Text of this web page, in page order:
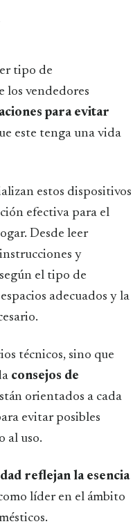
tipo de
los vendedores
para evitar
este tenga una vida
estos dispositivos
efectiva para el
Desde leer
y
el tipo de
adecuados y la
técnicos, sino que
consejos de
orientados a cada
evitar posibles
al uso.
reflejan la esencia
líder en el ámbito